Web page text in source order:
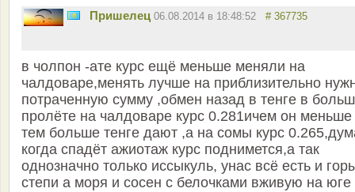
Пришелец 06.08.2014 в 18:48:52 # 367735
в чолпон -ате курс ещё меньше меняли на
чалдоваре,менять лучше на приблизительно
потраченную сумму ,обмен назад в тенге в
пролёте на чалдоваре курс 0.281ичем он меньше
тем больше тенге дают ,а на сомы курс
когда спадёт ажиотаж курс поднимется,а так
однозначно только иссыкуль, унас всё есть и
степи а моря и сосен с белочками вживую на юге